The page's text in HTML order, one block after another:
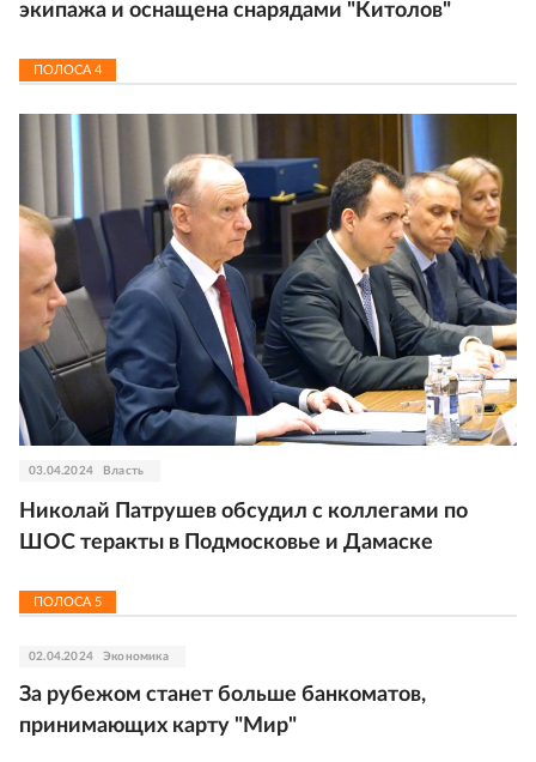
экипажа и оснащена снарядами "Китолов"
ПОЛОСА 4
03.04.2024 Власть
Николай Патрушев обсудил с коллегами по
ШОС теракты в Подмосковье и Дамаске
ПОЛОСА5
02.04.2024 Экономика
За рубежом станет больше банкоматов,
принимающих карту "Мир"